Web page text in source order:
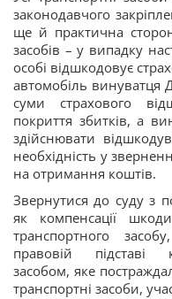
законодавчого
ще й практична
засобів – у випадку
особі відшкодовує
автомобіль винуватця
суми страхового
покриття збитків, а
здійснювати
необхідність у
на отримання коштів.
Звернутися до суду з
як компенсації
транспортного
правовій підставі
засобом, яке
транспортні засоби,